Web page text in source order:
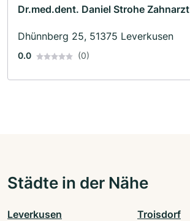
Dr.med.dent. Daniel Strohe Zahnarzt
Dhünnberg 25, 51375 Leverkusen
0.0 (0)
Städte in der Nähe
Leverkusen Troisdorf